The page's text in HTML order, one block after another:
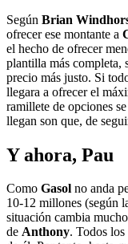
Según Brian
ofrecer ese montante a
el hecho de ofrecer
plantilla más completa,
precio más justo. Si
llegara a ofrecer el
ramillete de opciones
llegan son que, de
Y ahora, Pau
Como Gasol no anda
10-12 millones (según
situación cambia
de Anthony. Todos los